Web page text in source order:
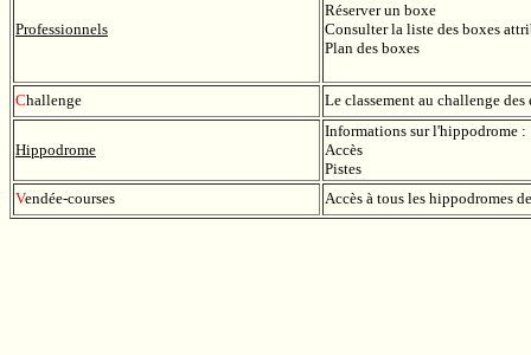
Professionnels
Réserver un boxe
Consulter la liste des boxes
Plan des boxes
Challenge Le classement au challenge
Hippodrome
Informations sur l'hippodrome :
Accès
Pistes
Vendée-courses Accès à tous les hippodromes